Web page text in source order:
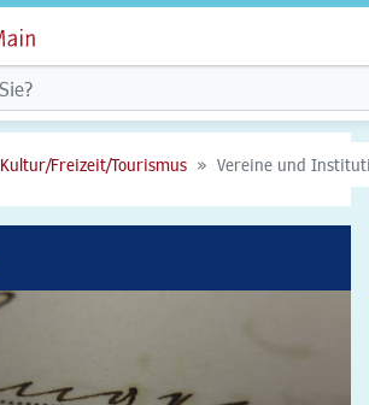
Kultur/Freizeit/Tourismus Vereine und